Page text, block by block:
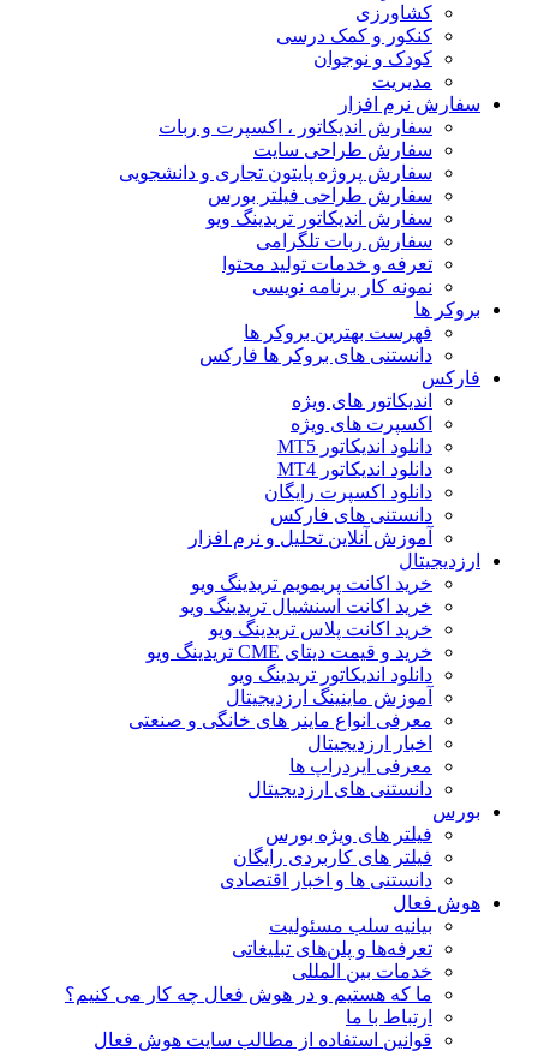
کشاورزی
کنکور و کمک‌ درسی
کودک و نوجوان
مدیریت
سفارش نرم افزار
سفارش اندیکاتور ، اکسپرت و ربات
سفارش طراحی سایت
سفارش پروژه پایتون تجاری و دانشجویی
سفارش طراحی فیلتر بورس
سفارش اندیکاتور تریدینگ ویو
سفارش ربات تلگرامی
تعرفه و خدمات تولید محتوا
نمونه کار برنامه نویسی
بروکر ها
فهرست بهترین بروکر ها
دانستنی های بروکر ها فارکس
فارکس
اندیکاتور های ویژه
اکسپرت های ویژه
دانلود اندیکاتور MT5
دانلود اندیکاتور MT4
دانلود اکسپرت رایگان
دانستنی های فارکس
آموزش آنلاین تحلیل و نرم افزار
ارزدیجیتال
خرید اکانت پریمویم تریدینگ ویو
خرید اکانت اسنشیال تریدینگ ویو
خرید اکانت پلاس تریدینگ ویو
خرید و قیمت دیتای CME تریدینگ ویو
دانلود اندیکاتور تریدینگ ویو
آموزش ماینینگ ارزدیجیتال
معرفی انواع ماینر های خانگی و صنعتی
اخبار ارزدیجیتال
معرفی ایردراپ ها
دانستنی های ارزدیجیتال
بورس
فیلتر های ویژه بورس
فیلتر های کاربردی رایگان
دانستنی ها و اخبار اقتصادی
هوش فعال
بیانیه سلب مسئولیت
تعرفه‌ها و پلن‌های تبلیغاتی
خدمات بین المللی
ما که هستیم و در هوش فعال چه کار می کنیم؟
ارتباط با ما
قوانین استفاده از مطالب سایت هوش فعال